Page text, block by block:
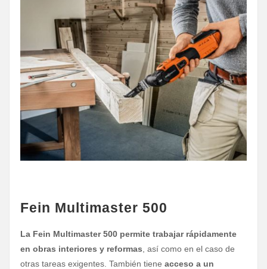
Fein Multimaster 500
La Fein Multimaster 500 permite trabajar rápidamente
en obras interiores y reformas , así como en el caso de
otras tareas exigentes. También tiene acceso a un